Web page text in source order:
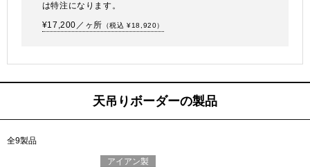
は特注になります。
¥17,200／ヶ所 （税込 ¥18,920）
天吊りボーダーの製品
全9製品
アイアン製